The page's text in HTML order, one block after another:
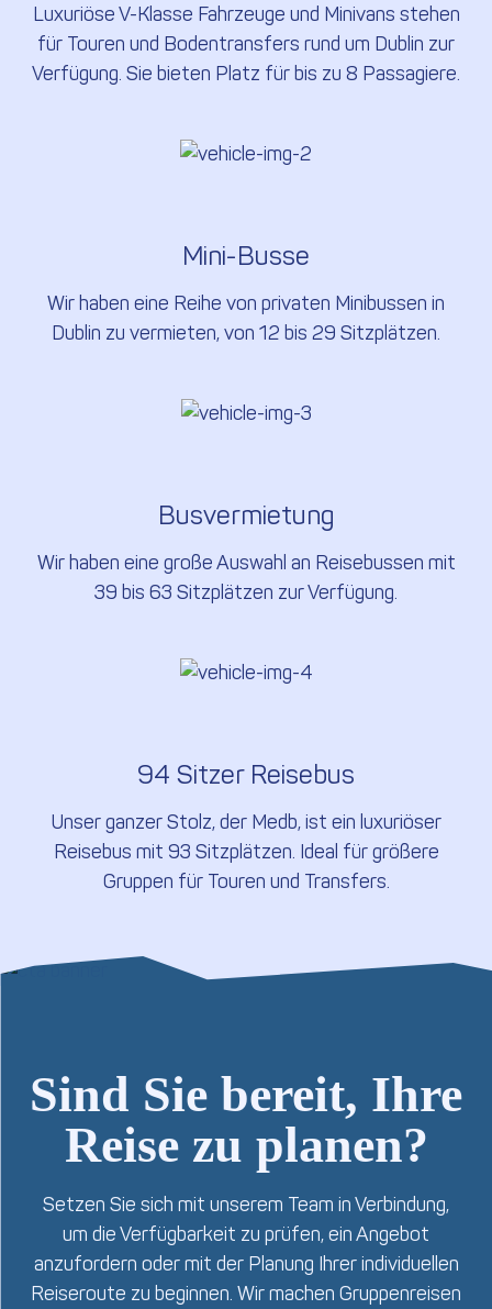
Luxuriöse V-Klasse Fahrzeuge und Minivans stehen
für Touren und Bodentransfers rund um Dublin zur
Verfügung. Sie bieten Platz für bis zu 8 Passagiere.
Mini-Busse
Wir haben eine Reihe von privaten Minibussen in
Dublin zu vermieten, von 12 bis 29 Sitzplätzen.
Busvermietung
Wir haben eine große Auswahl an Reisebussen mit
39 bis 63 Sitzplätzen zur Verfügung.
94 Sitzer Reisebus
Unser ganzer Stolz, der Medb, ist ein luxuriöser
Reisebus mit 93 Sitzplätzen. Ideal für größere
Gruppen für Touren und Transfers.
Sind Sie bereit, Ihre
Reise zu planen?
Setzen Sie sich mit unserem Team in Verbindung,
um die Verfügbarkeit zu prüfen, ein Angebot
anzufordern oder mit der Planung Ihrer individuellen
Reiseroute zu beginnen. Wir machen Gruppenreisen